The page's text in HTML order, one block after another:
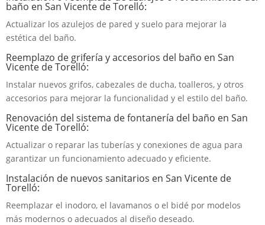
baño en San Vicente de Torelló:
Actualizar los azulejos de pared y suelo para mejorar la
estética del baño.
Reemplazo de grifería y accesorios del baño en San
Vicente de Torelló:
Instalar nuevos grifos, cabezales de ducha, toalleros, y otros
accesorios para mejorar la funcionalidad y el estilo del baño.
Renovación del sistema de fontanería del baño en San
Vicente de Torelló:
Actualizar o reparar las tuberías y conexiones de agua para
garantizar un funcionamiento adecuado y eficiente.
Instalación de nuevos sanitarios en San Vicente de
Torelló:
Reemplazar el inodoro, el lavamanos o el bidé por modelos
más modernos o adecuados al diseño deseado.